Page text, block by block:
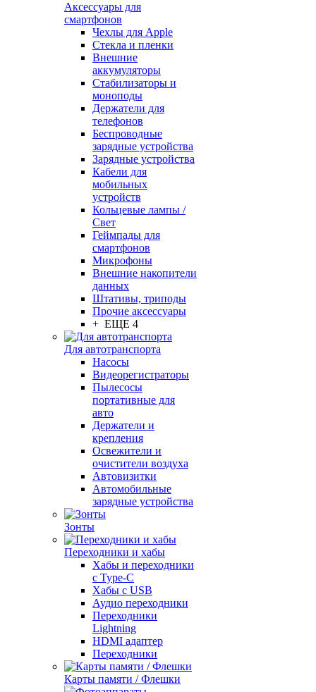
Аксессуары для
смартфонов
Чехлы для Apple
Стекла и пленки
Внешние
аккумуляторы
Стабилизаторы и
моноподы
Держатели для
телефонов
Беспроводные
зарядные устройства
Зарядные устройства
Кабели для
мобильных
устройств
Кольцевые лампы /
Свет
Геймпады для
смартфонов
Микрофоны
Внешние накопители
данных
Штативы, триподы
Прочие аксессуары
+ ЕЩЕ 4
Для автотранспорта
Насосы
Видеорегистраторы
Пылесосы
портативные для
авто
Держатели и
крепления
Освежители и
очистители воздуха
Автовизитки
Автомобильные
зарядные устройства
Зонты
Переходники и хабы
Хабы и переходники
с Type-C
Хабы с USB
Аудио переходники
Переходники
Lightning
HDMI адаптер
Переходники
Карты памяти / Флешки